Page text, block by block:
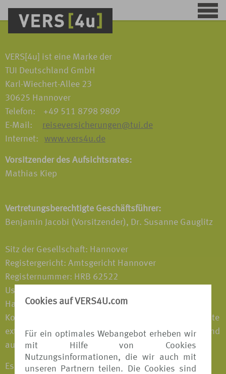
Cookies auf VERS4U.com
Für ein optimales Webangebot erheben wir
mit Hilfe von Cookies
Nutzungsinformationen, die wir auch mit
unseren Partnern teilen. Die Cookies sind
VERS[4u] ist eine Marke der
TUI Deutschland GmbH
Karl-Wiechert-Allee 23
30625 Hannover
Telefon: +49 511 8798 9809
E-Mail:
reiseversicherungen@tui.de
Internet: www.vers4u.de
Vorsitzender des Aufsichtsrates:
Mathias Kiep
Vertretungsberechtigte Geschäftsführer:
Benjamin Jacobi (Vorsitzender), Dr. Susanne Gauglitz
Sitz der Gesellschaft: Hannover
Registergericht: Amtsgericht Hannover
Registernummer: HRB 62522
Ust-Ident.-Nr. DE 242380569
Haftungshinweis: Trotz sorgfältiger inhaltlicher
Kontrolle übernehmen wir keine Haftung für die Inhalte
externer Links. Für den Inhalt der verlinkten Seiten sind
ausschließlich deren Betreiber verantwortlich.
Es ist eine Gewerbeerlaubnis nach § 34d Abs. 1